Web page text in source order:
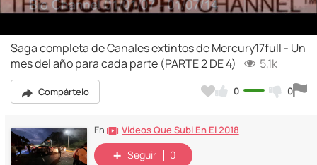
Video
Saga completa de Canales extintos de Mercury17full - Un
mes del año para cada parte (PARTE 2 DE 4)
5,1k
Compártelo 0 0
En Videos Que Subi En El 2018
Seguir 0